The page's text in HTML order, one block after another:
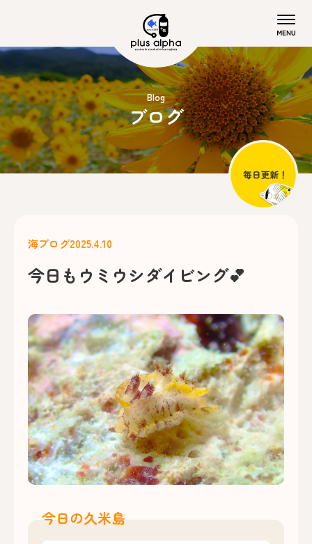
Blog
ブログ
海ブログ2025.4.10
今日もウミウシダイビング💕
今日の久米島